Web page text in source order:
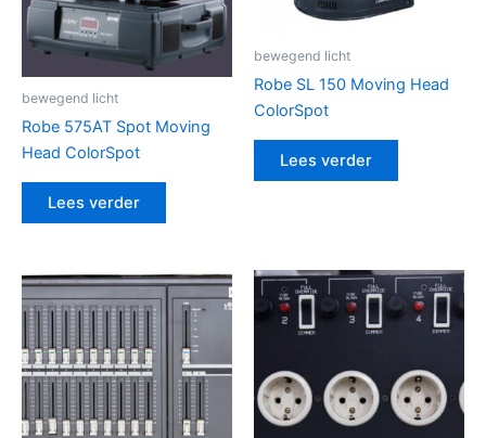
bewegend licht
Robe 575AT Spot Moving
Head ColorSpot
Lees verder
bewegend licht
Robe SL 150 Moving Head
ColorSpot
Lees verder